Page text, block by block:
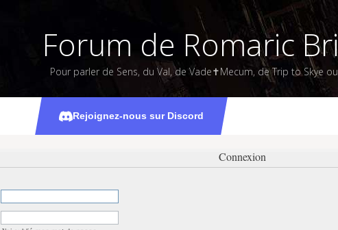
Forum de Romaric
Pour parler de Sens, du Val, de Vade✝Mecum, de Trip to Skye
Rejoignez-nous sur Discord
Connexion